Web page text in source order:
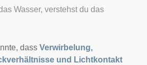
Wasser, verstehst du das
dass Verwirbelung,
und Lichtkontakt